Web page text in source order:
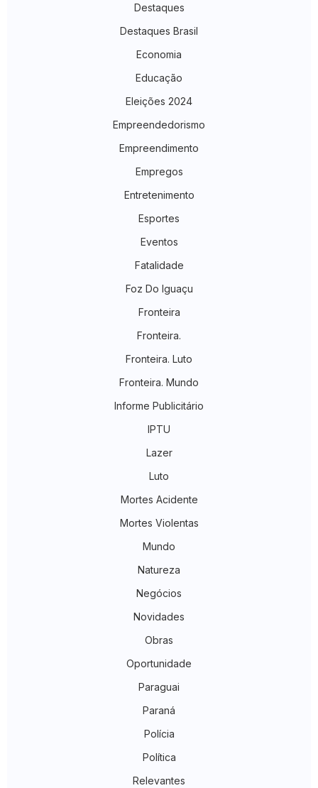
Destaques
Destaques Brasil
Economia
Educação
Eleições 2024
Empreendedorismo
Empreendimento
Empregos
Entretenimento
Esportes
Eventos
Fatalidade
Foz Do Iguaçu
Fronteira
Fronteira.
Fronteira. Luto
Fronteira. Mundo
Informe Publicitário
IPTU
Lazer
Luto
Mortes Acidente
Mortes Violentas
Mundo
Natureza
Negócios
Novidades
Obras
Oportunidade
Paraguai
Paraná
Polícia
Política
Relevantes